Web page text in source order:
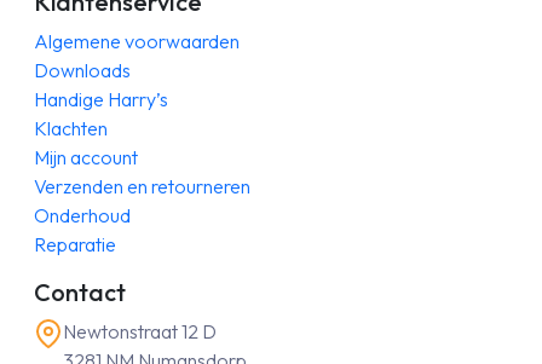
Algemene voorwaarden
Downloads
Handige Harry’s
Klachten
Mijn account
Verzenden en retourneren
Onderhoud
Reparatie
Contact
Newtonstraat 12 D